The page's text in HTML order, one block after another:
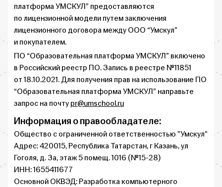
платформа УМСКУЛ” предоставляются
по лицензионной модели путем заключения
лицензионного договора между ООО “Умскул”
и покупателем.
ПО “Образовательная платформа УМСКУЛ” включено
в Российский реестр ПО. Запись в реестре №11851
от 18.10.2021. Для получения прав на использование ПО
“Образовательная платформа УМСКУЛ” направьте
запрос на почту pr@umschool.ru
Информация о правообладателе:
Общество с ограниченной ответственностью "Умскул"
Адрес: 420015, Республика Татарстан, г Казань, ул
Гоголя, д. 3а, этаж 5 помещ. 1016 (№15-28)
ИНН: 1655411677
Основной ОКВЭД: Разработка компьютерного